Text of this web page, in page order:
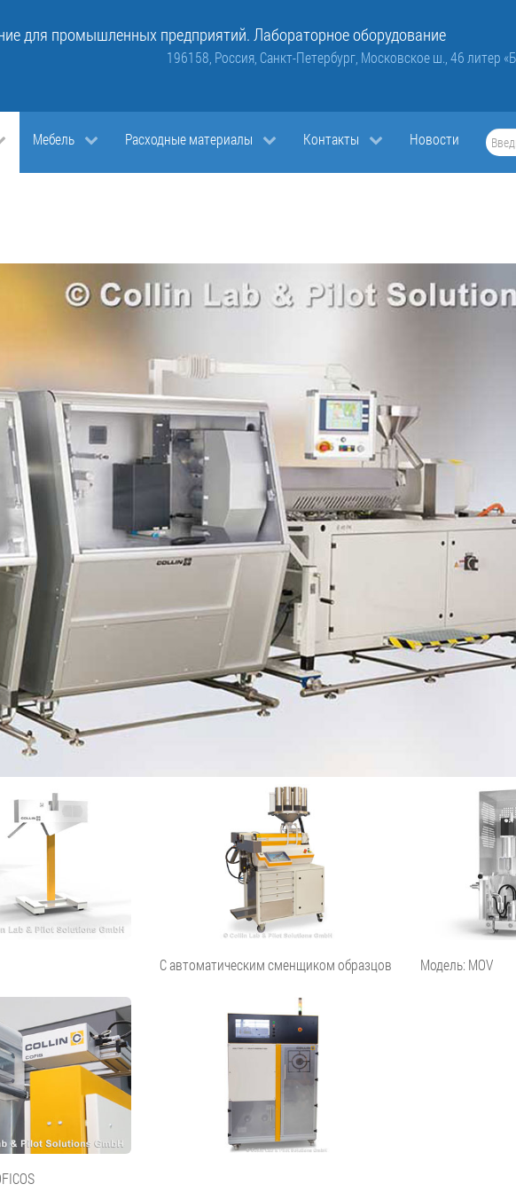
для промышленных предприятий. Лабораторное оборудование
196158, Россия, Санкт-Петербург, Московское ш., 46 литер
Мебель Расходные материалы Контакты Новости
С автоматическим сменщиком образцов Модель: MOV